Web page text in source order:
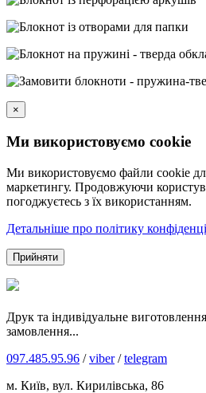
×
Ми використовуємо cookie
Ми використовуємо файли cookie
маркетингу. Продовжуючи
погоджуєтесь з їх використанням.
Детальніше про політику
Прийняти
Друк та індивідуальне виготовлення
замовлення...
097.485.95.96 /viber/telegram
м. Київ, вул. Кирилівська, 86